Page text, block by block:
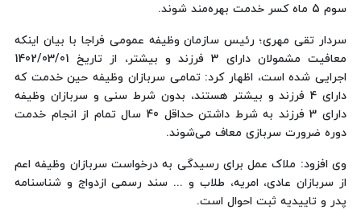
سوم 5 ماه کسر خدمت بهره‌مند شوند.
سردار تقی مهری؛ رئیس سازمان وظیفه عمومی فراجا با بیان اینکه
معافیت مشمولان دارای 3 فرزند و بیشتر، از تاریخ 1402/03/01
اجرایی شده است، اظهار کرد: تمامی سربازان وظیفه حین خدمت که
دارای 4 فرزند و بیشتر هستند، بدون شرط سنی و سربازان وظیفه
دارای 3 فرزند به شرط داشتن حداقل 40 سال تمام از انجام خدمت
دوره ضرورت سربازی معاف می‌شوند.
وی افزود: ملاک عمل برای رسیدگی به درخواست سربازان وظیفه اعم
از سربازان عادی، امریه، طلاب و ... سند رسمی ازدواج و شناسنامه
پدر و تاییدیه ثبت احوال است.